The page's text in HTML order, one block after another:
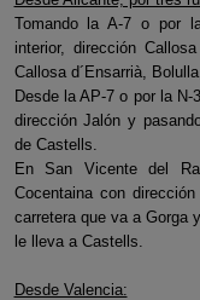
Tomando la A-7 o por
interior, dirección
Callosa d´Ensarrià,
Desde la AP-7 o por la
dirección Jalón y
de
En San Vicente del
Cocentaina con
carretera que va a Gorga
le lleva a Castells.
Desde Valencia: